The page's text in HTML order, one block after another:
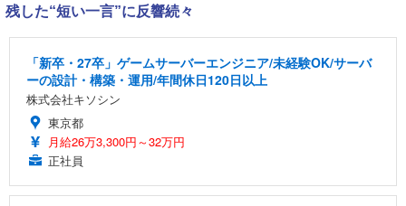
残した“短い一言”に反響続々
「新卒・27卒」ゲームサーバーエンジニア/未経験OK/サーバ
ーの設計・構築・運用/年間休日120日以上
株式会社キソシン
東京都
月給26万3,300円～32万円
正社員